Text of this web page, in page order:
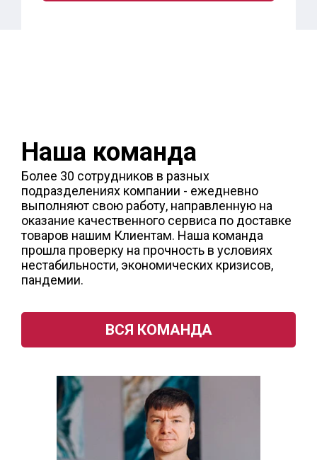
Наша команда
Более 30 сотрудников в разных
подразделениях компании - ежедневно
выполняют свою работу, направленную на
оказание качественного сервиса по доставке
товаров нашим Клиентам. Наша команда
прошла проверку на прочность в условиях
нестабильности, экономических кризисов,
пандемии.
ВСЯ КОМАНДА